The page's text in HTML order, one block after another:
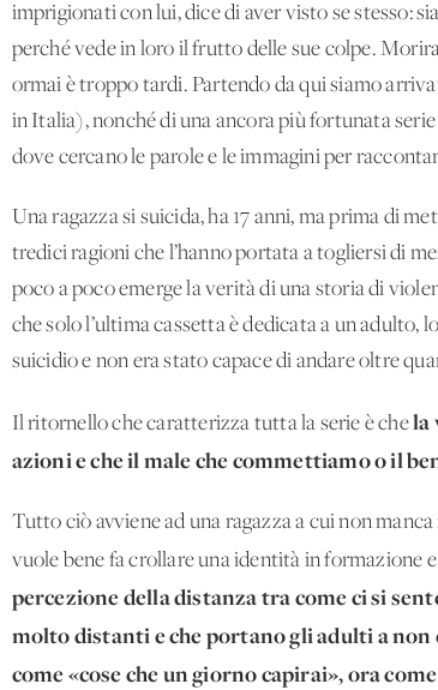
imprigionati con lui, dice di aver visto se stesso:
perché vede in loro il frutto delle sue colpe.
ormai è troppo tardi. Partendo da qui siamo
in Italia), nonché di una ancora più fortunata
dove cercano le parole e le immagini per
Una ragazza si suicida, ha 17 anni, ma prima di
tredici ragioni che l’hanno portata a togliersi di
poco a poco emerge la verità di una storia di
che solo l’ultima cassetta è dedicata a un adulto,
suicidio e non era stato capace di andare oltre
Il ritornello che caratterizza tutta la serie è chela
azioni e che il male che commettiamo o il
Tutto ciò avviene ad una ragazza a cui non
vuole bene fa crollare una identità in formazione
percezione della distanza tra come ci si
molto distanti e che portano gli adulti a
come «cose che un giorno capirai», ora